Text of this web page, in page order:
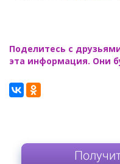
Поделитесь с
эта информация. Они